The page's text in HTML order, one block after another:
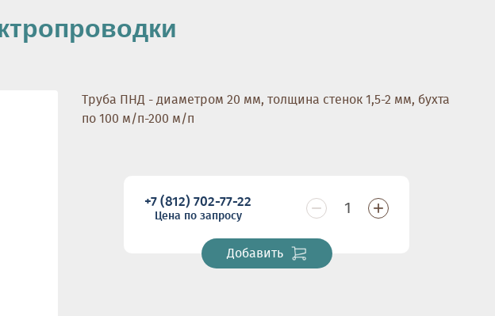
Труба ПНД - диаметром 20 мм, толщина стенок 1,5-2 мм, бухта
по 100 м/п-200 м/п
+7 (812) 702-77-22
Цена по запросу − +
Добавить